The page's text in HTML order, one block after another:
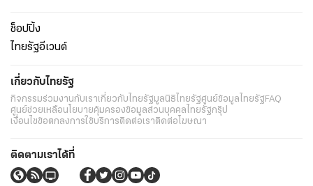
ช็อปปิ้ง
ไทยรัฐอีเวนต์
เกี่ยวกับไทยรัฐ
กิจกรรมร่วมงานกับเราเกี่ยวกับไทยรัฐมูลนิธิไทยรัฐศูนย์ข้อมูลไทยรัฐFAQ
ศูนย์ช่วยเหลือนโยบายคุ้มครองข้อมูลส่วนบุคคลไทยรัฐกรุ๊ป
เงื่อนไขข้อตกลงการใช้บริการติดต่อเราติดต่อโฆษณา
ติดตามเราได้ที่